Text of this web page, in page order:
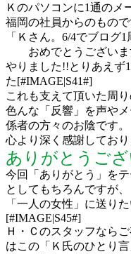
Ｋのパソコンに1通のメ
福岡の社員からのもので
「Ｋさん。6/4でブログ
おめでとうございま
やりました!!とりあえず
た[#IMAGE|S41#]
これも支えて頂いた周り
色んな「反響」を声や
係者の方々のお陰です。
心より深く感謝してお
ありがとうござ
今回「ありがとう」を
としてもちろんですが、
「一人の女性」に送り
[#IMAGE|S45#]
Ｈ・Ｃのスタッフなら
はこの「Ｋ氏のひとり言